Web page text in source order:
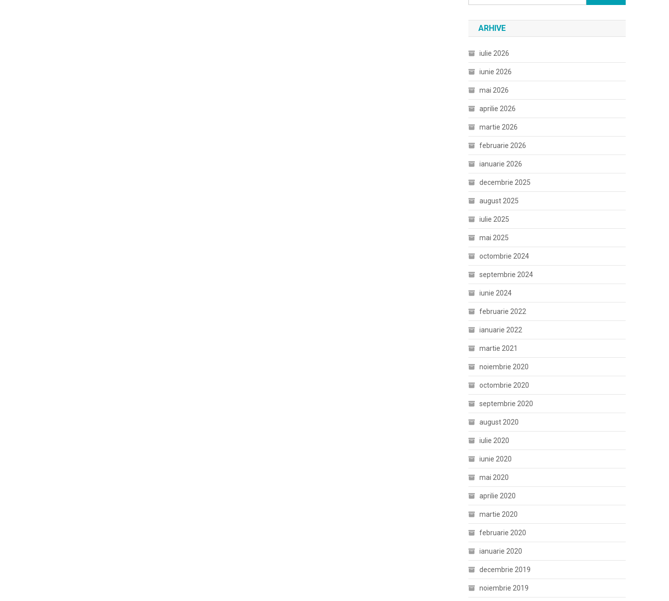
după:
ARHIVE
iulie 2026
iunie 2026
mai 2026
aprilie 2026
martie 2026
februarie 2026
ianuarie 2026
decembrie 2025
august 2025
iulie 2025
mai 2025
octombrie 2024
septembrie 2024
iunie 2024
februarie 2022
ianuarie 2022
martie 2021
noiembrie 2020
octombrie 2020
septembrie 2020
august 2020
iulie 2020
iunie 2020
mai 2020
aprilie 2020
martie 2020
februarie 2020
ianuarie 2020
decembrie 2019
noiembrie 2019